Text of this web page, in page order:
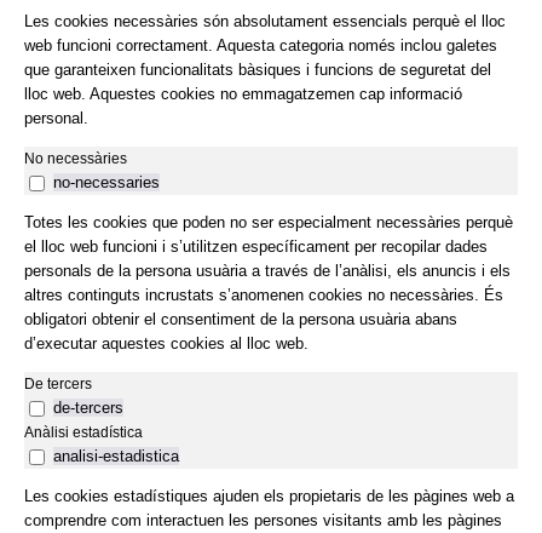
Les cookies necessàries són absolutament essencials perquè el lloc
web funcioni correctament. Aquesta categoria només inclou galetes
que garanteixen funcionalitats bàsiques i funcions de seguretat del
lloc web. Aquestes cookies no emmagatzemen cap informació
personal.
No necessàries
no-necessaries
Totes les cookies que poden no ser especialment necessàries perquè
el lloc web funcioni i s’utilitzen específicament per recopilar dades
personals de la persona usuària a través de l’anàlisi, els anuncis i els
altres continguts incrustats s’anomenen cookies no necessàries. És
obligatori obtenir el consentiment de la persona usuària abans
d’executar aquestes cookies al lloc web.
De tercers
de-tercers
Anàlisi estadística
analisi-estadistica
Les cookies estadístiques ajuden els propietaris de les pàgines web a
comprendre com interactuen les persones visitants amb les pàgines